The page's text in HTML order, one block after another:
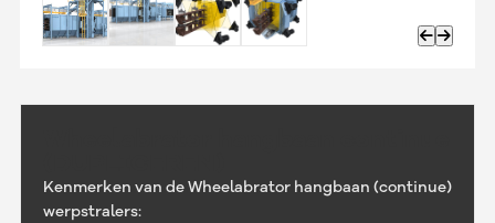
Kenmerken van de Wheelabrator hangbaan (continue)
werpstralers: